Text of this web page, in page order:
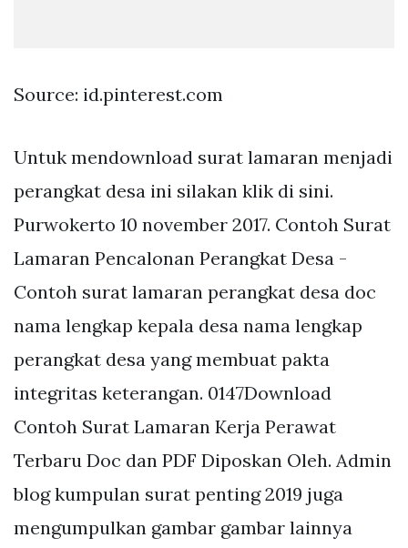
Source: id.pinterest.com
Untuk mendownload surat lamaran menjadi
perangkat desa ini silakan klik di sini.
Purwokerto 10 november 2017. Contoh Surat
Lamaran Pencalonan Perangkat Desa -
Contoh surat lamaran perangkat desa doc
nama lengkap kepala desa nama lengkap
perangkat desa yang membuat pakta
integritas keterangan. 0147Download
Contoh Surat Lamaran Kerja Perawat
Terbaru Doc dan PDF Diposkan Oleh. Admin
blog kumpulan surat penting 2019 juga
mengumpulkan gambar gambar lainnya